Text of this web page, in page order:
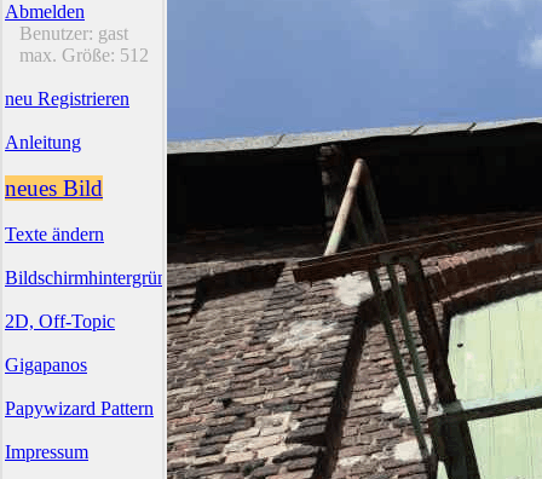
Abmelden
Benutzer: gast
max. Größe: 512
neu Registrieren
Anleitung
neues Bild
Texte ändern
Bildschirmhintergründe
2D, Off-Topic
Gigapanos
Papywizard Pattern
Impressum